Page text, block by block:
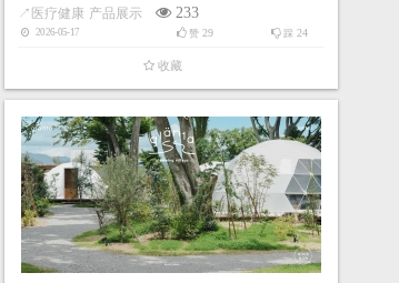
↗ 医疗健康 产品展示 233
2026-05-17 踩 24
赞29
收藏